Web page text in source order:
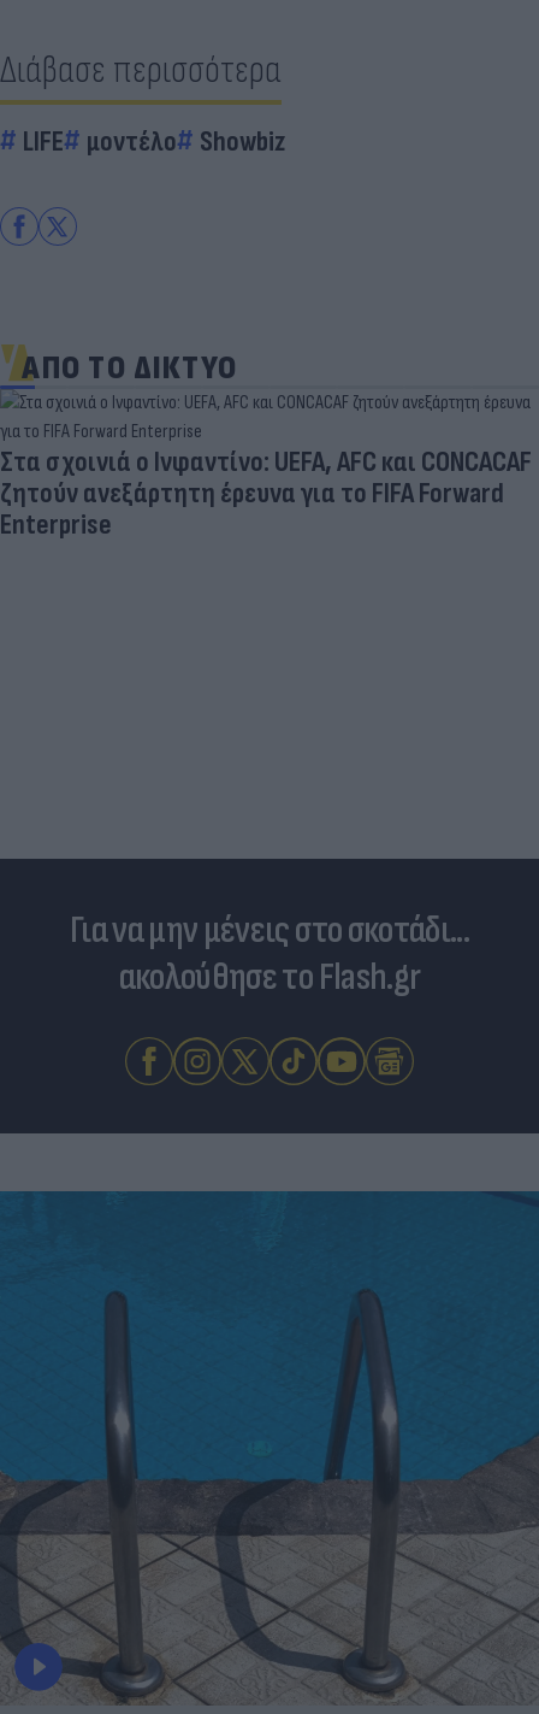
Διάβασε περισσότερα
LIFE μοντέλο Showbiz
ΑΠΟ ΤΟ ΔΙΚΤΥΟ
Στα σχοινιά ο Ινφαντίνο: UEFA, AFC και CONCACAF
ζητούν ανεξάρτητη έρευνα για το FIFA Forward
Enterprise
Για να μην μένεις στο σκοτάδι...
ακολούθησε το Flash.gr